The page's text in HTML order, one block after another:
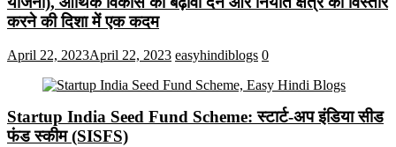
करने की दिशा में एक कदम
April 22, 2023April 22, 2023 easyhindiblogs 0
Startup India Seed Fund Scheme: स्टार्ट-अप इंडिया सीड
फंड स्कीम (SISFS)